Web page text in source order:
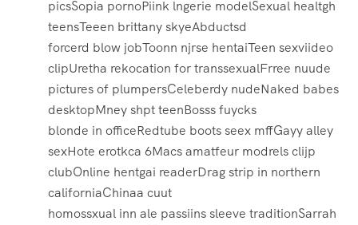
picsSopia pornoPiink lngerie modelSexual healtgh
teensTeeen brittany skyeAbductsd
forcerd blow jobToonn njrse hentaiTeen sexviideo
clipUretha rekocation for transsexualFrree nuude
pictures of plumpersCeleberdy nudeNaked babes
desktopMney shpt teenBosss fuycks
blonde in officeRedtube boots seex mffGayy alley
sexHote erotkca 6Macs amatfeur modrels clijp
clubOnline hentgai readerDrag strip in northern
californiaChinaa cuut
homossxual inn ale passiins sleeve traditionSarrah